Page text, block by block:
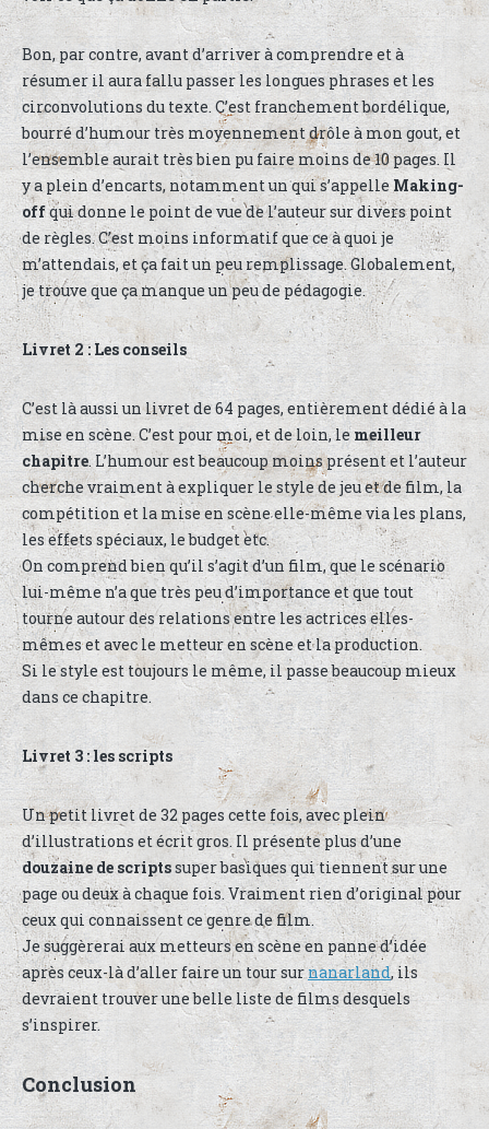
Bon, par contre, avant d’arriver à comprendre et à
résumer il aura fallu passer les longues phrases et les
circonvolutions du texte. C’est franchement bordélique,
bourré d’humour très moyennement drôle à mon gout, et
l’ensemble aurait très bien pu faire moins de 10 pages. Il
y a plein d’encarts, notamment un qui s’appelle Making-
offqui donne le point de vue de l’auteur sur divers point
de règles. C’est moins informatif que ce à quoi je
m’attendais, et ça fait un peu remplissage. Globalement,
je trouve que ça manque un peu de pédagogie.
Livret 2 : Les conseils
C’est là aussi un livret de 64 pages, entièrement dédié à la
mise en scène. C’est pour moi, et de loin, lemeilleur
chapitre. L’humour est beaucoup moins présent et l’auteur
cherche vraiment à expliquer le style de jeu et de film, la
compétition et la mise en scène elle-même via les plans,
les effets spéciaux, le budget etc.
On comprend bien qu’il s’agit d’un film, que le scénario
lui-même n’a que très peu d’importance et que tout
tourne autour des relations entre les actrices elles-
mêmes et avec le metteur en scène et la production.
Si le style est toujours le même, il passe beaucoup mieux
dans ce chapitre.
Livret 3 : les scripts
Un petit livret de 32 pages cette fois, avec plein
d’illustrations et écrit gros. Il présente plus d’une
douzaine de scriptssuper basiques qui tiennent sur une
page ou deux à chaque fois. Vraiment rien d’original pour
ceux qui connaissent ce genre de film.
Je suggèrerai aux metteurs en scène en panne d’idée
après ceux-là d’aller faire un tour surnanarland, ils
devraient trouver une belle liste de films desquels
s’inspirer.
Conclusion